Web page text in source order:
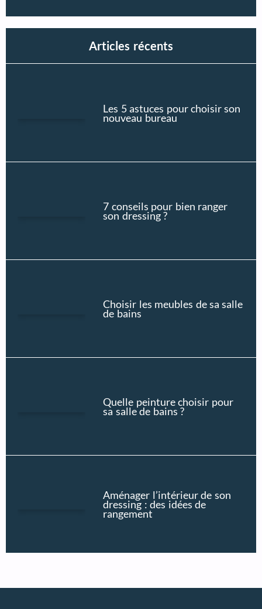
Articles récents
Les 5 astuces pour choisir son
nouveau bureau
7 conseils pour bien ranger
son dressing ?
Choisir les meubles de sa salle
de bains
Quelle peinture choisir pour
sa salle de bains ?
Aménager l’intérieur de son
dressing : des idées de
rangement